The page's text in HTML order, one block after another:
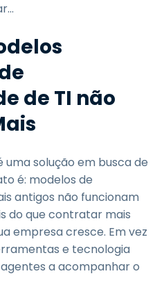
de TI não
uma solução em busca de
é: modelos de
antigos não funcionam
do que contratar mais
empresa cresce. Em vez
e tecnologia
a acompanhar o